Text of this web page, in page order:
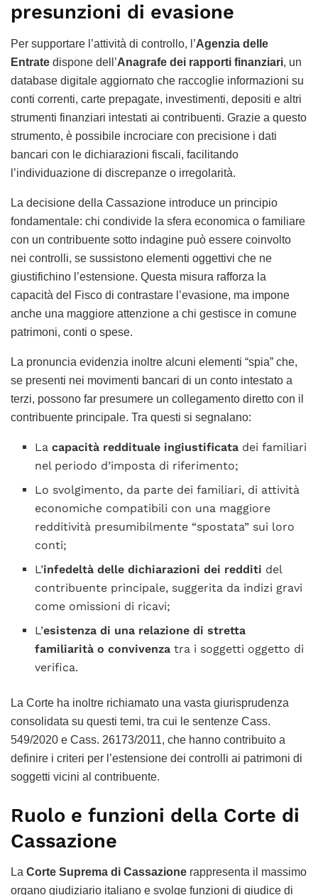
presunzioni di evasione
Per supportare l’attività di controllo, l’Agenzia delle
Entrate dispone dell’Anagrafe dei rapporti finanziari, un
database digitale aggiornato che raccoglie informazioni su
conti correnti, carte prepagate, investimenti, depositi e altri
strumenti finanziari intestati ai contribuenti. Grazie a questo
strumento, è possibile incrociare con precisione i dati
bancari con le dichiarazioni fiscali, facilitando
l’individuazione di discrepanze o irregolarità.
La decisione della Cassazione introduce un principio
fondamentale: chi condivide la sfera economica o familiare
con un contribuente sotto indagine può essere coinvolto
nei controlli, se sussistono elementi oggettivi che ne
giustifichino l’estensione. Questa misura rafforza la
capacità del Fisco di contrastare l’evasione, ma impone
anche una maggiore attenzione a chi gestisce in comune
patrimoni, conti o spese.
La pronuncia evidenzia inoltre alcuni elementi “spia” che,
se presenti nei movimenti bancari di un conto intestato a
terzi, possono far presumere un collegamento diretto con il
contribuente principale. Tra questi si segnalano:
Lacapacità reddituale ingiustificata dei familiari
nel periodo d’imposta di riferimento;
Lo svolgimento, da parte dei familiari, di attività
economiche compatibili con una maggiore
redditività presumibilmente “spostata” sui loro
conti;
L’infedeltà delle dichiarazioni dei redditi del
contribuente principale, suggerita da indizi gravi
come omissioni di ricavi;
L’esistenza di una relazione di stretta
familiarità o convivenza tra i soggetti oggetto di
verifica.
La Corte ha inoltre richiamato una vasta giurisprudenza
consolidata su questi temi, tra cui le sentenze Cass.
549/2020 e Cass. 26173/2011, che hanno contribuito a
definire i criteri per l’estensione dei controlli ai patrimoni di
soggetti vicini al contribuente.
Ruolo e funzioni della Corte di
Cassazione
La Corte Suprema di Cassazione rappresenta il massimo
organo giudiziario italiano e svolge funzioni di giudice di